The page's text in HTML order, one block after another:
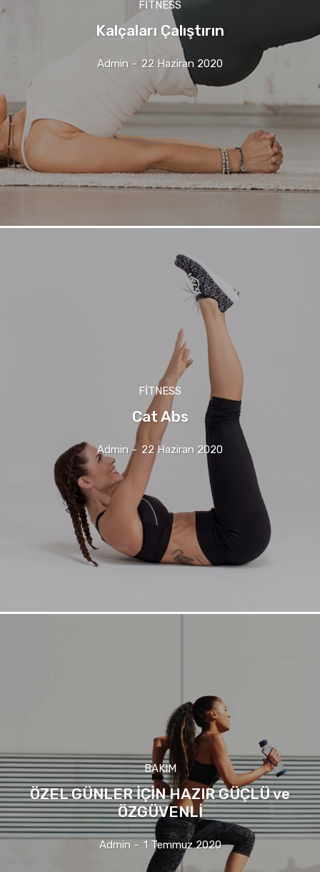
FITNESS
Kalçaları Çalıştırın
Admin - 22 Haziran 2020
FITNESS
Cat Abs
Admin - 22 Haziran 2020
BAKIM
ÖZEL GÜNLER İÇİN HAZIR GÜÇLÜ ve
ÖZGÜVENLİ
Admin - 1 Temmuz 2020